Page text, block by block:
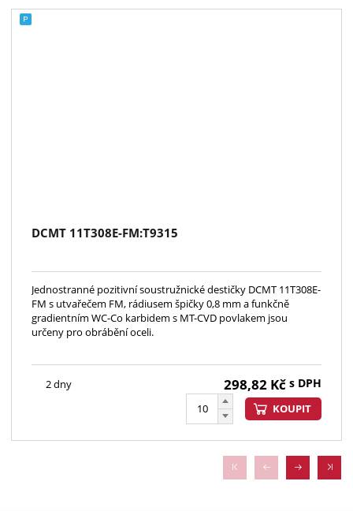
DCMT 11T308E-FM:T9315
Jednostranné pozitivní soustružnické destičky DCMT 11T308E-
FM s utvařečem FM, rádiusem špičky 0,8 mm a funkčně
gradientním WC-Co karbidem s MT-CVD povlakem jsou
určeny pro obrábění oceli.
2 dny 298,82 Kč s DPH
KOUPIT